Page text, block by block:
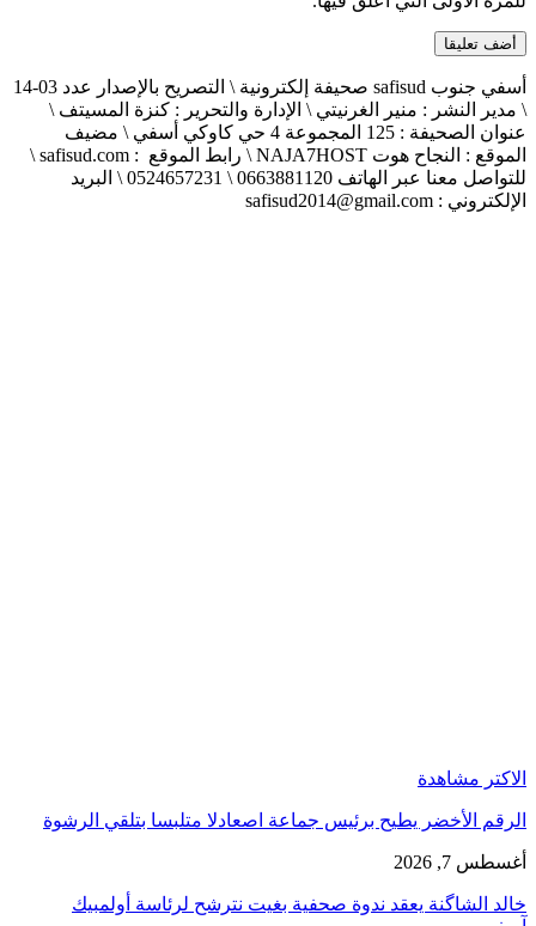
أسفي جنوب safisud صحيفة إلكترونية \ التصريح بالإصدار عدد 03-14
\ مدير النشر : منير الغرنيتي \ الإدارة والتحرير : كنزة المسيتف \
عنوان الصحيفة : 125 المجموعة 4 حي كاوكي أسفي \ مضيف
الموقع : النجاح هوت NAJA7HOST \ رابط الموقع : safisud.com \
للتواصل معنا عبر الهاتف 0663881120 \ 0524657231 \ البريد
الإلكتروني : safisud2014@gmail.com
الاكتر مشاهدة
الرقم الأخضر يطيح برئيس جماعة اصعادلا متلبسا بتلقي الرشوة
أغسطس 7, 2026
خالد الشاگنة يعقد ندوة صحفية بغيت نترشح لرئاسة أولمبيك